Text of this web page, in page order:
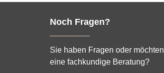
Noch Fragen?
Sie haben Fragen oder möchten
eine fachkundige Beratung?